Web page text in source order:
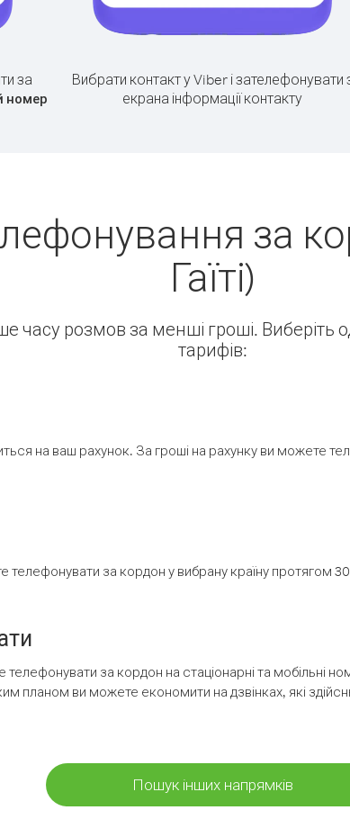
за
номер
Вибрати контакт у Viber і зателефонувати
екрана інформації контакту
за
Гаїті)
часу розмов за менші гроші. Виберіть
тарифів:
на ваш рахунок. За гроші на рахунку ви можете
за кордон у вибрану країну протягом
телефонувати за кордон на стаціонарні та мобільні
планом ви можете економити на дзвінках, які
Пошук інших напрямків